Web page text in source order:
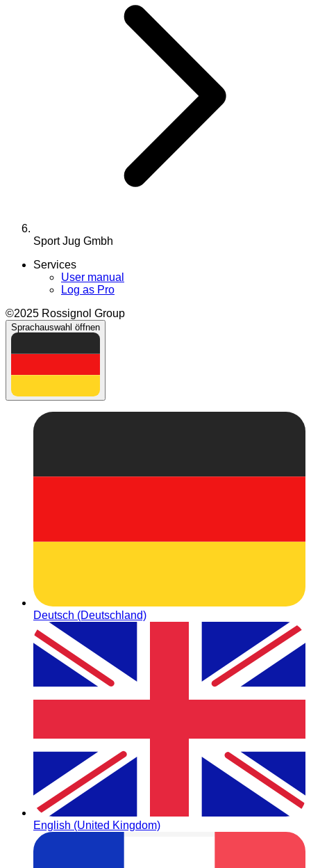
Sport Jug Gmbh
Services
User manual
Log as Pro
©2025 Rossignol Group
Sprachauswahl öffnen
Deutsch (Deutschland)
English (United Kingdom)